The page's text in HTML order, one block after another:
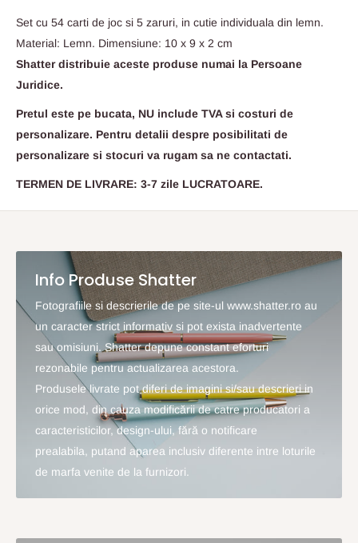
Set cu 54 carti de joc si 5 zaruri, in cutie individuala din lemn.
Material: Lemn. Dimensiune: 10 x 9 x 2 cm
Shatter distribuie aceste produse numai la Persoane
Juridice.
Pretul este pe bucata, NU include TVA si costuri de
personalizare. Pentru detalii despre posibilitati de
personalizare si stocuri va rugam sa ne contactati.
TERMEN DE LIVRARE: 3-7 zile LUCRATOARE.
Info Produse Shatter
Fotografiile si descrierile de pe site-ul www.shatter.ro au
un caracter strict informativ si pot exista inadvertente
sau omisiuni. Shatter depune constant eforturi
rezonabile pentru actualizarea acestora.
Produsele livrate pot diferi de imagini si/sau descrieri in
orice mod, din cauza modificării de catre producatori a
caracteristicilor, design-ului, fără o notificare
prealabila, putand aparea inclusiv diferente intre loturile
de marfa venite de la furnizori.